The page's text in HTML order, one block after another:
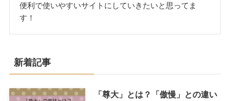
便利で使いやすいサイトにしていきたいと思ってま
す！
新着記事
「尊大」とは？「傲慢」との違い